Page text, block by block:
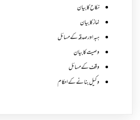
نکاح کا بیان
نماز کا بیان
ہبہ اور صدقہ کے مسائل
وصیت کا بیان
وقف کے مسائل
وکیل بنانے کے احکام